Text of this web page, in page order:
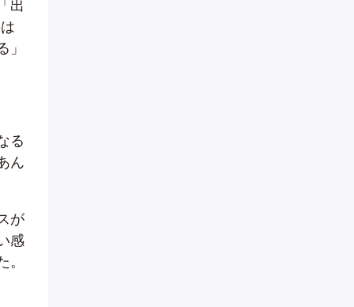
出
る
ん
が
感